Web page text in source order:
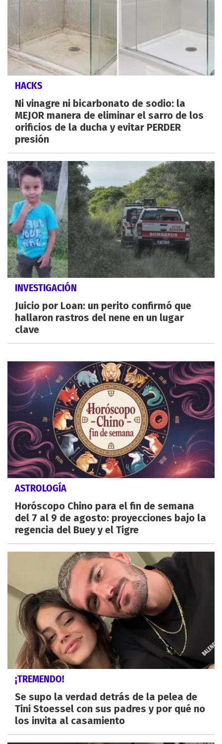
HACKS
Ni vinagre ni bicarbonato de sodio: la
MEJOR manera de eliminar el sarro de los
orificios de la ducha y evitar PERDER
presión
INVESTIGACIÓN
Juicio por Loan: un perito confirmó que
hallaron rastros del nene en un lugar
clave
ASTROLOGÍA
Horóscopo Chino para el fin de semana
del 7 al 9 de agosto: proyecciones bajo la
regencia del Buey y el Tigre
¡TREMENDO!
Se supo la verdad detrás de la pelea de
Tini Stoessel con sus padres y por qué no
los invita al casamiento